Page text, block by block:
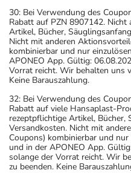
30: Bei Verwendung des
Rabatt auf PZN 8907142.
Artikel, Bücher,
Nicht mit anderen
kombinierbar und nur
APONEO App. Gültig:
Vorrat reicht. Wir behalten uns
Keine Barauszahlung.
32: Bei Verwendung des
Rabatt auf viele Hansaplast-
rezeptpflichtige Artikel, Bücher,
Versandkosten. Nicht mit
Coupons) kombinierbar und
und in der APONEO App.
solange der Vorrat reicht. Wir
zu beenden. Keine